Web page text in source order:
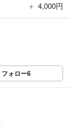
＋ 4,000円
フォロー6